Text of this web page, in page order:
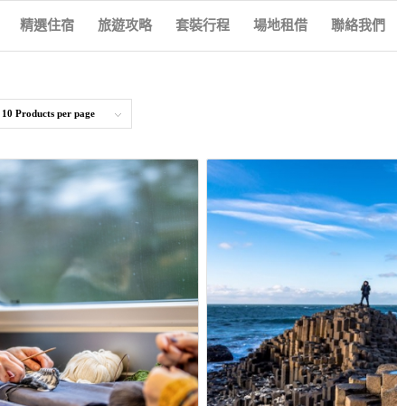
精選住宿 旅遊攻略 套裝行程 場地租借 聯絡我們
10 Products per page